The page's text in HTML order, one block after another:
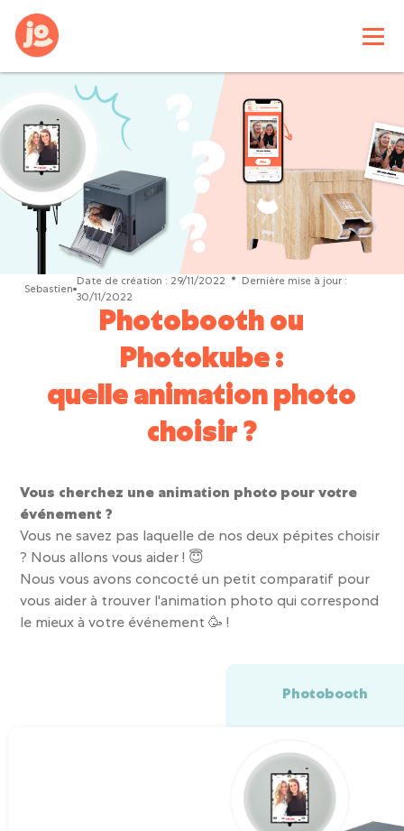
Sebastien
Date de création : 29/11/2022
Dernière mise à jour :
30/11/2022
Photobooth ou
Photokube :
quelle animation photo
choisir ?
Vous cherchez une animation photo pour votre
événement ?
Vous ne savez pas laquelle de nos deux pépites choisir
? Nous allons vous aider ! 😇
Nous vous avons concocté un petit comparatif pour
vous aider à trouver l'animation photo qui correspond
le mieux à votre événement 🥳 !
Photobooth